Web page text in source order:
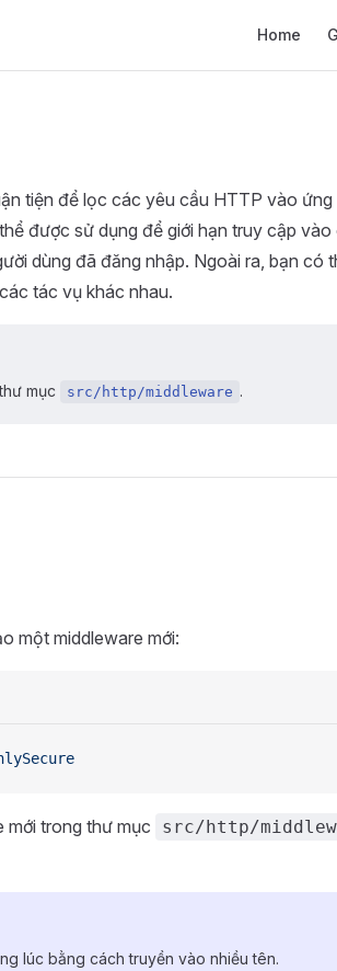
Home
tiện để lọc các yêu cầu HTTP vào ứng
được sử dụng để giới hạn truy cập
dùng đã đăng nhập. Ngoài ra, bạn có
tác vụ khác nhau.
mục
src/http/middleware .
một middleware mới:
mới trong thư mục
src/http/
lúc bằng cách truyền vào nhiều tên.